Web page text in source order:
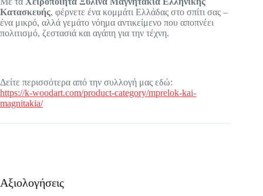
Κατασκευής, φέρνετε ένα κομμάτι Ελλάδας στο σπίτι σας –
ένα μικρό, αλλά γεμάτο νόημα αντικείμενο που αποπνέει
πολιτισμό, ζεστασιά και αγάπη για την τέχνη.
Δείτε περισσότερα από την συλλογή μας εδώ:
https://k-woodart.com/product-category/mprelok-kai-
magnitakia/
Αξιολογήσεις